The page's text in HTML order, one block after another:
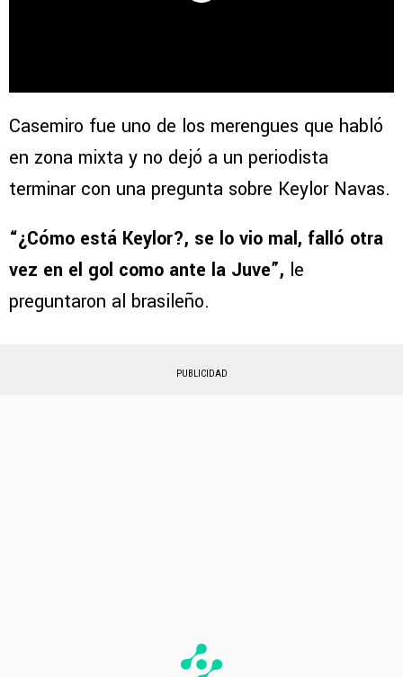
Casemiro fue uno de los merengues que habló
en zona mixta y no dejó a un periodista
terminar con una pregunta sobre Keylor Navas.
“¿Cómo está Keylor?, se lo vio mal, falló otra
vez en el gol como ante la Juve”, le
preguntaron al brasileño.
PUBLICIDAD